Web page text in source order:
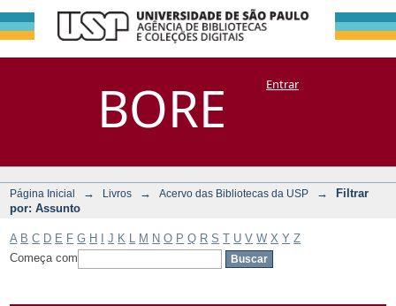
BORE
Filtrar por:
Assunto
DSpace/Manakin + CoriscoEntrar
Página Inicial → Livros → Acervo das Bibliotecas da USP →
Filtrar
por: Assunto
A B C D E F G H J K M N O P Q R S T U V W X Y Z
Começa com